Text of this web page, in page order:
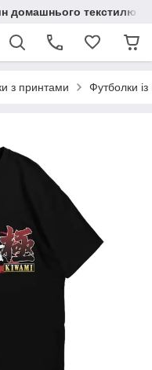
домашнього текстилю
з принтами Футболки із